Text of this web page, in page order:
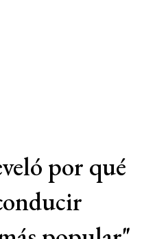
por qué